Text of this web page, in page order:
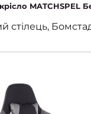
MATCHSPEL
стілець,